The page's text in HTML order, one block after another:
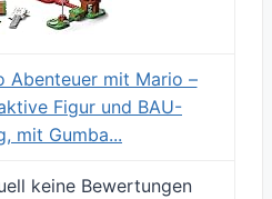
Abenteuer mit Mario –
Figur und BAU-
mit Gumba...
keine Bewertungen